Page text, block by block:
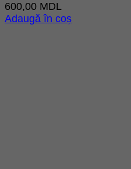
600,00 MDL
Adaugă în coș